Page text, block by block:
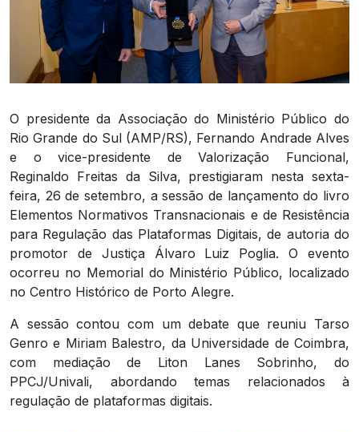
O presidente da Associação do Ministério Público do
Rio Grande do Sul (AMP/RS), Fernando Andrade Alves
e o vice-presidente de Valorização Funcional,
Reginaldo Freitas da Silva, prestigiaram nesta sexta-
feira, 26 de setembro, a sessão de lançamento do livro
Elementos Normativos Transnacionais e de Resistência
para Regulação das Plataformas Digitais, de autoria do
promotor de Justiça Álvaro Luiz Poglia. O evento
ocorreu no Memorial do Ministério Público, localizado
no Centro Histórico de Porto Alegre.
A sessão contou com um debate que reuniu Tarso
Genro e Miriam Balestro, da Universidade de Coimbra,
com mediação de Liton Lanes Sobrinho, do
PPCJ/Univali, abordando temas relacionados à
regulação de plataformas digitais.